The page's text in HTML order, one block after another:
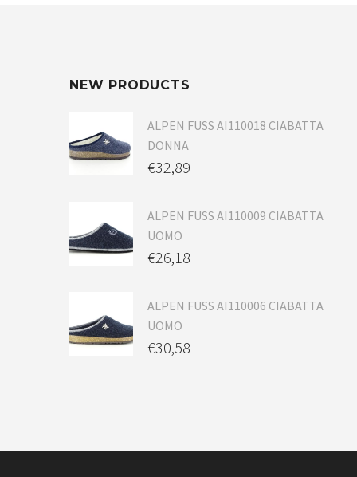
NEW PRODUCTS
ALPEN FUSS AI110018 CIABATTA
DONNA
€32,89
ALPEN FUSS AI110009 CIABATTA
UOMO
€26,18
ALPEN FUSS AI110006 CIABATTA
UOMO
€30,58